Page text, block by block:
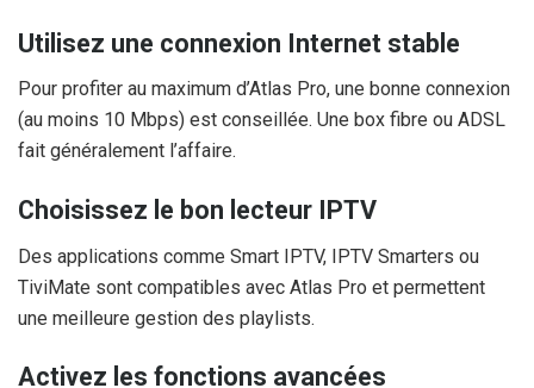
Utilisez une connexion Internet stable
Pour profiter au maximum d’Atlas Pro, une bonne connexion
(au moins 10 Mbps) est conseillée. Une box fibre ou ADSL
fait généralement l’affaire.
Choisissez le bon lecteur IPTV
Des applications comme Smart IPTV, IPTV Smarters ou
TiviMate sont compatibles avec Atlas Pro et permettent
une meilleure gestion des playlists.
Activez les fonctions avancées